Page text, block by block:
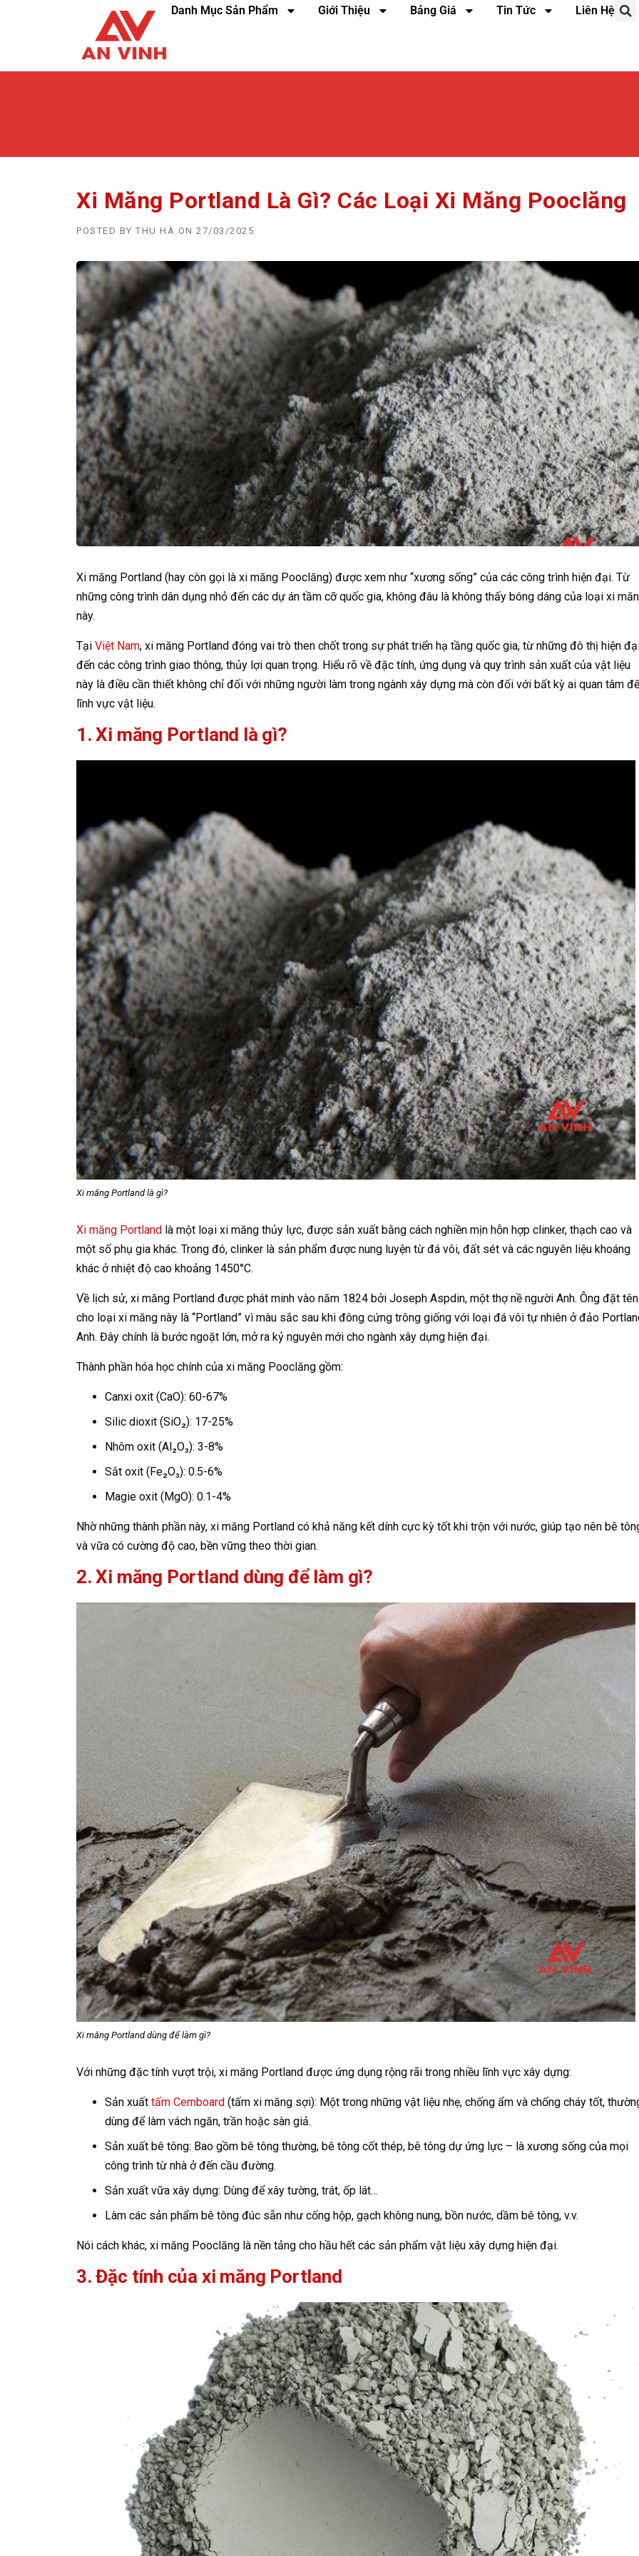
Danh Mục Sản Phẩm Giới Thiệu Bảng Giá Tin Tức Liên Hệ
Xi Măng Portland Là Gì? Các Loại Xi Măng Pooclăng
POSTED BY THU HÀ ON 27/03/2025
Xi măng Portland (hay còn gọi là xi măng Pooclăng) được xem như “xương sống” của các công trình hiện đại. Từ
những công trình dân dụng nhỏ đến các dự án tầm cỡ quốc gia, không đâu là không thấy bóng dáng của loại xi
này.
Tại Việt Nam, xi măng Portland đóng vai trò then chốt trong sự phát triển hạ tầng quốc gia, từ những đô thị hiện
đến các công trình giao thông, thủy lợi quan trọng. Hiểu rõ về đặc tính, ứng dụng và quy trình sản xuất của vật liệu
này là điều cần thiết không chỉ đối với những người làm trong ngành xây dựng mà còn đối với bất kỳ ai quan tâm
lĩnh vực vật liệu.
1. Xi măng Portland là gì?
Xi măng Portland là gì?
Xi măng Portland là một loại xi măng thủy lực, được sản xuất bằng cách nghiền mịn hỗn hợp clinker, thạch cao và
một số phụ gia khác. Trong đó, clinker là sản phẩm được nung luyện từ đá vôi, đất sét và các nguyên liệu khoáng
khác ở nhiệt độ cao khoảng 1450°C.
Về lịch sử, xi măng Portland được phát minh vào năm 1824 bởi Joseph Aspdin, một thợ nề người Anh. Ông đặt tên
cho loại xi măng này là “Portland” vì màu sắc sau khi đông cứng trông giống với loại đá vôi tự nhiên ở đảo
Anh. Đây chính là bước ngoặt lớn, mở ra kỷ nguyên mới cho ngành xây dựng hiện đại.
Thành phần hóa học chính của xi măng Pooclăng gồm:
Canxi oxit (CaO): 60-67%
Silic dioxit (SiO₂): 17-25%
Nhôm oxit (Al₂O₃): 3-8%
Sắt oxit (Fe₂O₃): 0.5-6%
Magie oxit (MgO): 0.1-4%
Nhờ những thành phần này, xi măng Portland có khả năng kết dính cực kỳ tốt khi trộn với nước, giúp tạo nên bê
và vữa có cường độ cao, bền vững theo thời gian.
2. Xi măng Portland dùng để làm gì?
Xi măng Portland dùng để làm gì?
Với những đặc tính vượt trội, xi măng Portland được ứng dụng rộng rãi trong nhiều lĩnh vực xây dựng:
Sản xuất tấm Cemboard (tấm xi măng sợi): Một trong những vật liệu nhẹ, chống ẩm và chống cháy tốt,
dùng để làm vách ngăn, trần hoặc sàn giả.
Sản xuất bê tông: Bao gồm bê tông thường, bê tông cốt thép, bê tông dự ứng lực – là xương sống của mọi
công trình từ nhà ở đến cầu đường.
Sản xuất vữa xây dựng: Dùng để xây tường, trát, ốp lát…
Làm các sản phẩm bê tông đúc sẵn như cống hộp, gạch không nung, bồn nước, dầm bê tông, v.v.
Nói cách khác, xi măng Pooclăng là nền tảng cho hầu hết các sản phẩm vật liệu xây dựng hiện đại.
3. Đặc tính của xi măng Portland